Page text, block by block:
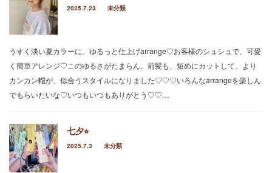
2025.7.23 未分類
うすく淡い夏カラーに、ゆるっと仕上げarrange♡お客様のシュシュで、可愛
く簡単アレンジ♡このゆるさがたまらん。前髪も、短めにカットして、より
カンカン帽が、似合うスタイルになりました♡♡♡いろんなarrangeを楽しん
でもらいたいな♡いつもいつもありがとう♡♡…
七夕⭐︎
2025.7.3 未分類